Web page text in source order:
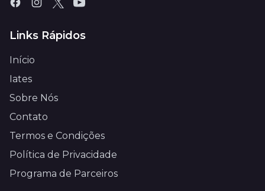
Links Rápidos
Início
Iates
Sobre Nós
Contato
Termos e Condições
Política de Privacidade
Programa de Parceiros